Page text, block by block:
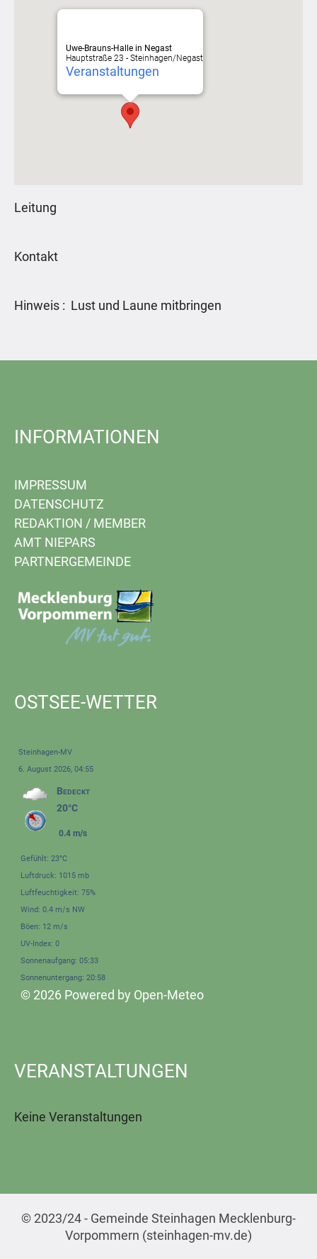
Uwe-Brauns-Halle in Negast
Hauptstraße 23 - Steinhagen/Negast
Veranstaltungen
Leitung
Kontakt
Hinweis : Lust und Laune mitbringen
INFORMATIONEN
IMPRESSUM
DATENSCHUTZ
REDAKTION / MEMBER
AMT NIEPARS
PARTNERGEMEINDE
OSTSEE-WETTER
Steinhagen-MV
6. August 2026, 04:55
Bedeckt
20°C
0.4 m/s
Gefühlt: 23°C
Luftdruck: 1015 mb
Luftfeuchtigkeit: 75%
Wind: 0.4 m/s NW
Böen: 12 m/s
UV-Index: 0
Sonnenaufgang: 05:33
Sonnenuntergang: 20:58
© 2026 Powered by Open-Meteo
VERANSTALTUNGEN
Keine Veranstaltungen
© 2023/24 - Gemeinde Steinhagen Mecklenburg-
Vorpommern (steinhagen-mv.de)